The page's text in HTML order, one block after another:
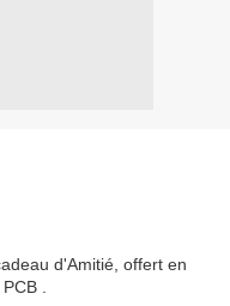
d'Amitié, offert en
.